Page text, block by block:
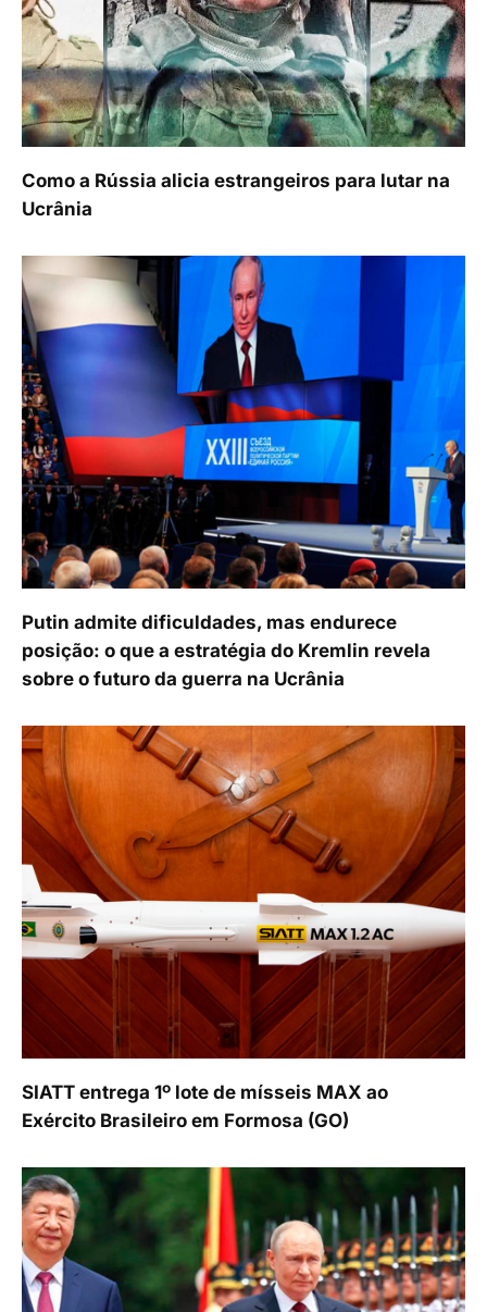
Como a Rússia alicia estrangeiros para lutar na
Ucrânia
Putin admite dificuldades, mas endurece
posição: o que a estratégia do Kremlin revela
sobre o futuro da guerra na Ucrânia
SIATT entrega 1º lote de mísseis MAX ao
Exército Brasileiro em Formosa (GO)